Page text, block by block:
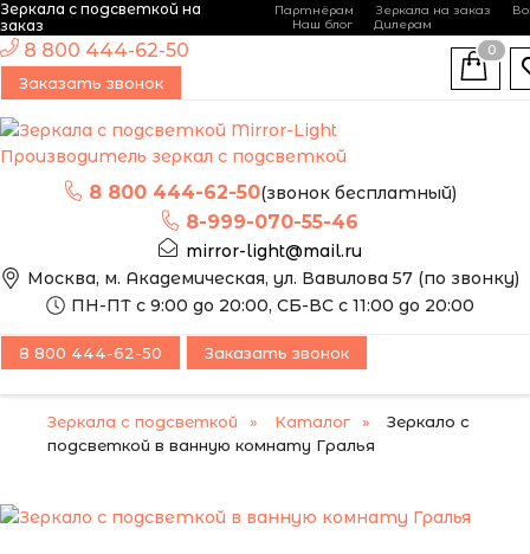
Зеркала с подсветкой на
заказ
Партнёрам Зеркала на заказ
Наш блог
Дилерам
Производитель зеркал с подсветкой
8 800 444-62-50(звонок бесплатный)
8-999-070-55-46
mirror-light@mail.ru
Москва, м. Академическая, ул. Вавилова 57 (по звонку)
ПН-ПТ с 9:00 до 20:00, СБ-ВС с 11:00 до 20:00
8 800 444-62-50
Заказать звонок
0
8 800 444-62-50 Заказать звонок
Зеркала с подсветкой Каталог
Зеркало с
подсветкой в ванную комнату Гралья
ЭТО ЗЕРКАЛО МЫ
МОЖЕМ ИЗГОТОВИТЬ
ПО ВАШИМ
-